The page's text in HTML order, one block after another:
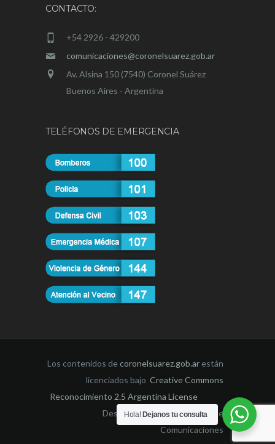
CONTACTO:
+54 2926 - 429200
comunicaciones@coronelsuarez.gob.ar
Av. Alsina 150 (7540) Coronel Suárez
Buenos Aires - Argentina
TELÉFONOS DE EMERGENCIA
Los contenidos decoronelsuarez.gob.ar están
licenciados bajo Creative Commons
Reconocimiento 2.5 Argentina License
Desarrollado por la Dirección de
Comunicaciones
Hola! Dejanos tu consulta